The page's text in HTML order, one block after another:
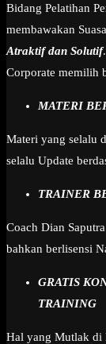
Bidang Pelatihan
membawakan
Atraktif dan Solutif
Corporate memilih
MATERI
Materi yang selalu
selalu Update
TRAINER
Coach Dian
bahkan berlisensi
GRATIS
TRAINING
Hal yang Mutlak di